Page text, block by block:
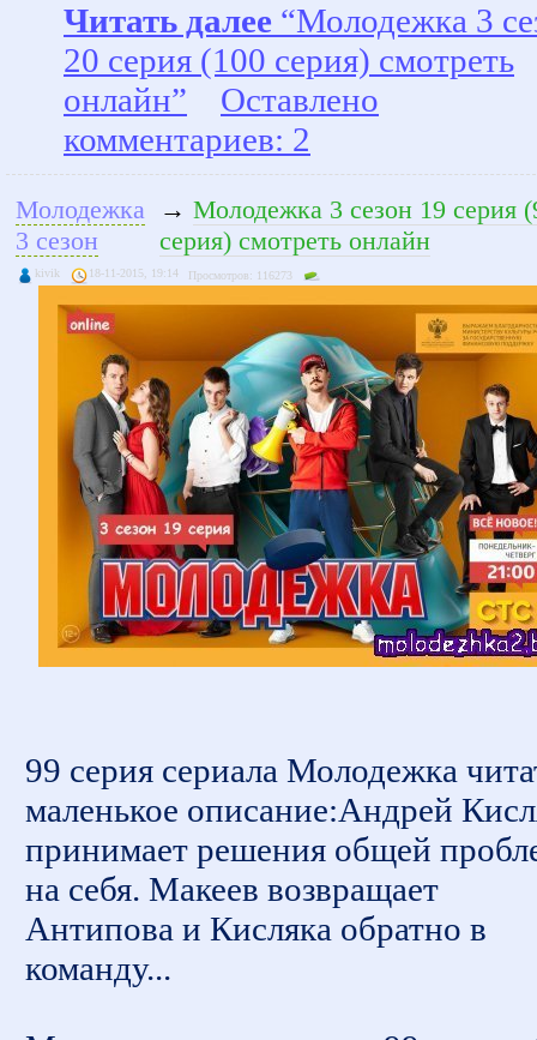
Читать далее “Молодежка 3
20 серия (100 серия) смотреть
онлайн”
Оставлено
комментариев: 2
Молодежка
3 сезон
→ Молодежка 3 сезон 19 серия
серия) смотреть онлайн
kivik 18-11-2015, 19:14 Просмотров: 116273
99 серия сериала Молодежка
маленькое описание:Андрей
принимает решения общей
на себя. Макеев возвращает
Антипова и Кисляка обратно в
команду...